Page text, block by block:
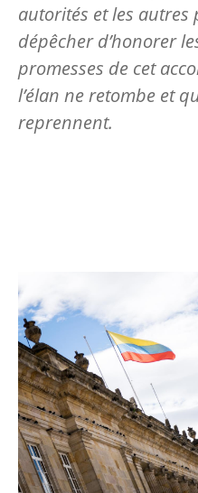
autorités et les autres
dépêcher d’honorer
promesses de cet
l’élan ne retombe et
reprennent.